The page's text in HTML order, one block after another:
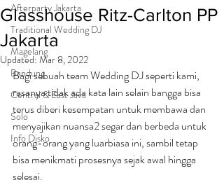
Afterparty Jakarta
Traditional Wedding DJ
Magelang
Bandung
Central & East Java
Solo
Info Disko
Glasshouse Ritz-Carlton PP
Jakarta
Updated: Mar 8, 2022
Bagi sebuah team Wedding DJ seperti kami,
rasanya tidak ada kata lain selain bangga bisa
terus diberi kesempatan untuk membawa dan
menyajikan nuansa2 segar dan berbeda untuk
orang-orang yang luarbiasa ini, sambil tetap
bisa menikmati prosesnya sejak awal hingga
selesai.